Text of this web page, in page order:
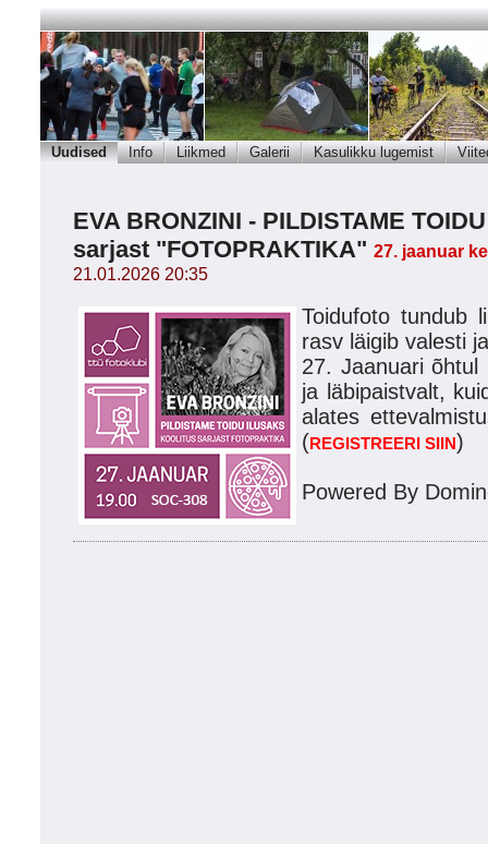
Uudised Info Liikmed Galerii Kasulikku lugemist
EVA BRONZINI - PILDISTAME
sarjast "FOTOPRAKTIKA" 27. jaanuar
21.01.2026 20:35
Toidufoto tundub
rasv läigib valesti
27. Jaanuari õhtul
ja läbipaistvalt,
alates
(REGISTREERI SIIN)
Powered By